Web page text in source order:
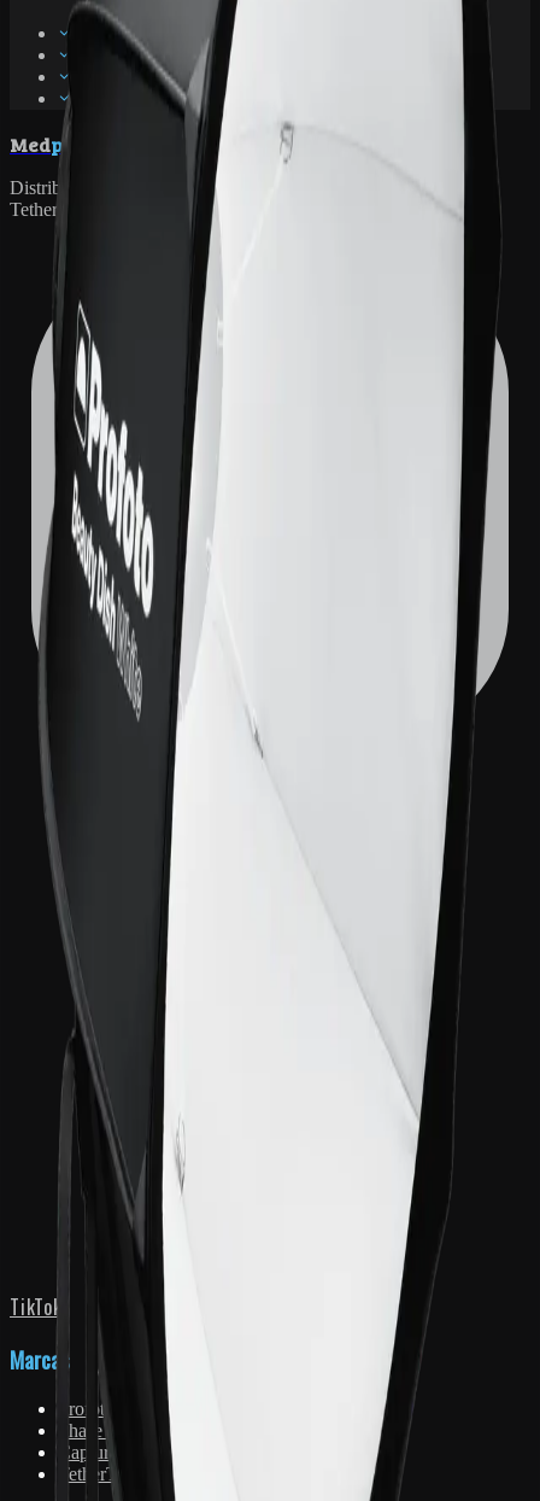
Diámetro: 55 cm
Interior blanco — luz especular suave
Compatible con flashes Pro y D-series
Difusor de tejido y honeycomb disponibles
Medphoto siempre contigo
Distribuidores oficiales de Profoto, Phase One, Capture One y
TetherTools en Colombia.
TikTok
Marcas
Profoto
Phase One
Capture One
TetherTools